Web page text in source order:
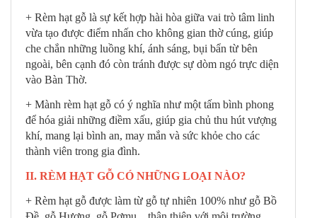
+ Rèm hạt gỗ là sự kết hợp hài hòa giữa vai trò tâm linh
vừa tạo được điểm nhấn cho không gian thờ cúng, giúp
che chắn những luồng khí, ánh sáng, bụi bẩn từ bên
ngoài, bên cạnh đó còn tránh được sự dòm ngó trực diện
vào Bàn Thờ.
+ Mành rèm hạt gỗ có ý nghĩa như một tấm bình phong
để hóa giải những điềm xấu, giúp gia chủ thu hút vượng
khí, mang lại bình an, may mắn và sức khỏe cho các
thành viên trong gia đình.
II. RÈM HẠT GỖ CÓ NHỮNG LOẠI NÀO?
+ Rèm hạt gỗ được làm từ gỗ tự nhiên 100% như gỗ Bồ